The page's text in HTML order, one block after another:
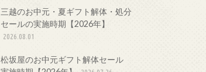
三越のお中元・夏ギフト解体・処分
セールの実施時期【2026年】
2026.08.01
松坂屋のお中元ギフト解体セール